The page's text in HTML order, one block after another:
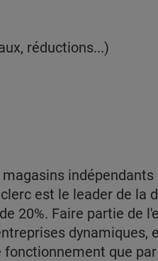
réductions...)
indépendants
est le leader de la
20%. Faire partie de
dynamiques,
que